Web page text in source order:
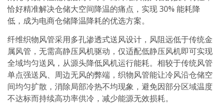
恰好精准解决仓储大空间降温的痛点，实现 30% 能耗降
低，成为电商仓储降温降耗的优选方案。
纤维织物风管采用多孔渗透式送风设计，风阻远低于传统金
属风管，无需高静压风机驱动，仅适配低静压风机即可实现
全域均匀送风，从源头降低风机运行能耗。相较于传统风管
单点强送风、周边无风的弊端，织物风管能让冷风沿仓储空
间均匀扩散，消除局部冷热不均现象，避免因部分区域温度
不达标而持续高功率供冷，减少能源无效损耗。